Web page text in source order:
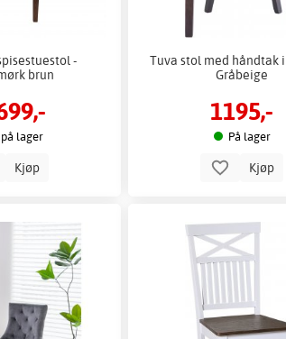
-
brun
på lager
Kjøp
Tuva stol med håndtak
Gråbeige
1195,-
På lager
Kjøp